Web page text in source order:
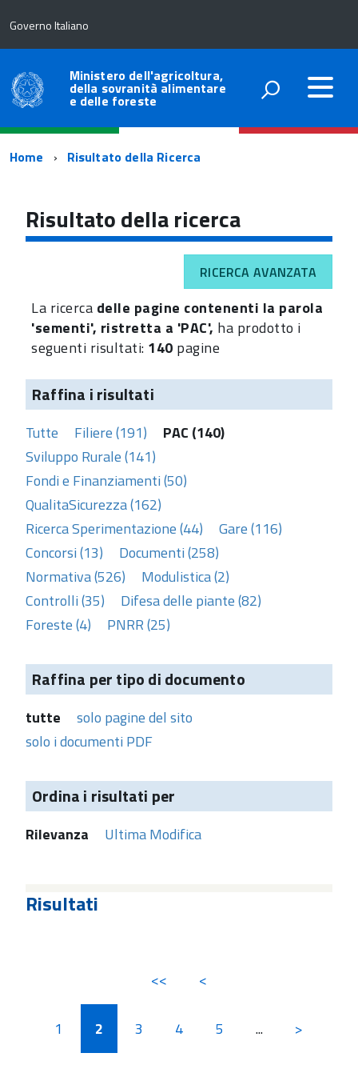
Governo Italiano
Ministero dell'agricoltura,
della sovranità alimentare
e delle foreste
Percorso
navigazione
Home Risultato della Ricerca
Risultato della ricerca
RICERCA AVANZATA
La ricerca delle pagine contenenti la parola
'sementi', ristretta a 'PAC', ha prodotto i
seguenti risultati: 140 pagine
Raffina i risultati
Tutte Filiere (191)
PAC (140)
Sviluppo Rurale (141)
Fondi e Finanziamenti (50)
QualitaSicurezza (162)
Ricerca Sperimentazione (44)
Gare (116)
Concorsi (13)
Documenti (258)
Normativa (526)
Modulistica (2)
Controlli (35)
Difesa delle piante (82)
Foreste (4)
PNRR (25)
Raffina per tipo di documento
tutte
solo pagine del sito
solo i documenti PDF
Ordina i risultati per
Rilevanza Ultima Modifica
Risultati
<< <
1 2 3 4 5 ... >